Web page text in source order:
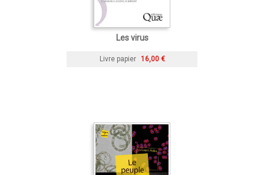
Les virus
Livre papier 16,00 €